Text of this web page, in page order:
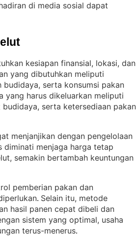
di media sosial dapat
kesiapan finansial, lokasi, dan
yang dibutuhkan meliputi
serta konsumsi pakan
yang harus dikeluarkan meliputi
serta ketersediaan pakan
menjanjikan dengan pengelolaan
diminati menjaga harga tetap
semakin bertambah keuntungan
pemberian pakan dan
. Selain itu, metode
hasil panen cepat dibeli dan
sistem yang optimal, usaha
terus-menerus.